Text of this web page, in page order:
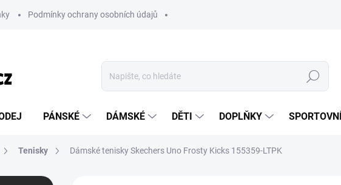
Podmínky ochrany osobních údajů
Hledat
PÁNSKÉ DÁMSKÉ DĚTI DOPLŇKY
Tenisky Dámské tenisky Skechers Uno Frosty Kicks 155359-LTPK